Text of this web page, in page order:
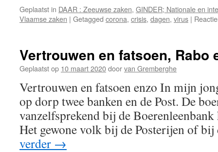
Geplaatst in DAAR : Zeeuwse zaken, GINDER; Nationale en
Vlaamse zaken | Getagged corona, crisis, dagen, virus |
Vertrouwen en fatsoen, Rabo
Geplaatst op 10 maart 2020doorvan Gremberghe
Vertrouwen en fatsoen enzo In mijn
op dorp twee banken en de Post. De
vanzelfsprekend bij de
Het gewone volk bij de Posterijen of
verder →